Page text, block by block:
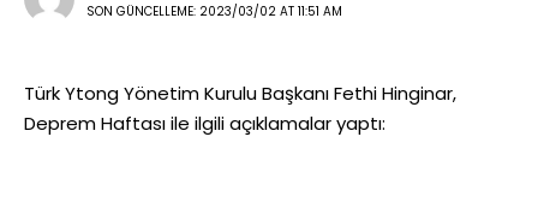
SON GÜNCELLEME: 2023/03/02 AT 11:51 AM
Türk Ytong Yönetim Kurulu Başkanı Fethi Hinginar,
Deprem Haftası ile ilgili açıklamalar yaptı: